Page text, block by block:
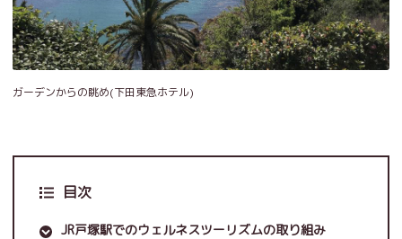
ガーデンからの眺め(下田東急ホテル)
目次
JR戸塚駅でのウェルネスツーリズムの取り組み